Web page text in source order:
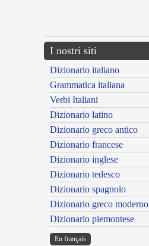
I nostri siti
Dizionario italiano
Grammatica italiana
Verbi Italiani
Dizionario latino
Dizionario greco antico
Dizionario francese
Dizionario inglese
Dizionario tedesco
Dizionario spagnolo
Dizionario greco moderno
Dizionario piemontese
En français